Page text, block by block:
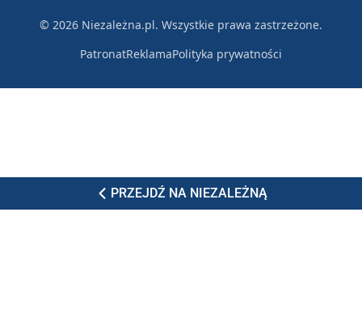
PRZEJDŹ NA NIEZALEŻNĄ
© 2026 Niezależna.pl. Wszystkie prawa zastrzeżone.
PatronatReklamaPolityka prywatności